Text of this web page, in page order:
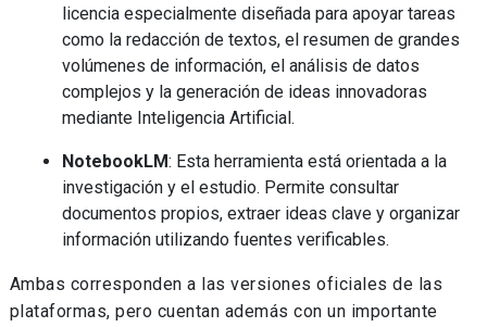
licencia especialmente diseñada para apoyar tareas
como la redacción de textos, el resumen de grandes
volúmenes de información, el análisis de datos
complejos y la generación de ideas innovadoras
mediante Inteligencia Artificial.
NotebookLM: Esta herramienta está orientada a la
investigación y el estudio. Permite consultar
documentos propios, extraer ideas clave y organizar
información utilizando fuentes verificables.
Ambas corresponden a las versiones oficiales de las
plataformas, pero cuentan además con un importante